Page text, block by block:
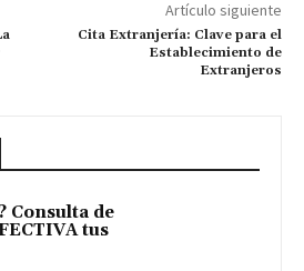
Artículo siguiente
Cita Extranjería: Clave para el
Establecimiento de
Extranjeros
Consulta de
tus